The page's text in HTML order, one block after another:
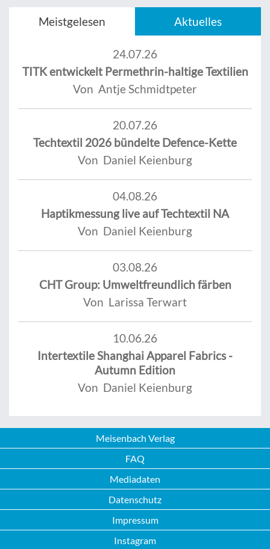
Meistgelesen Aktuelles
24.07.26
TITK entwickelt Permethrin-haltige Textilien
Von Antje Schmidtpeter
20.07.26
Techtextil 2026 bündelte Defence-Kette
Von Daniel Keienburg
04.08.26
Haptikmessung live auf Techtextil NA
Von Daniel Keienburg
03.08.26
CHT Group: Umweltfreundlich färben
Von Larissa Terwart
10.06.26
Intertextile Shanghai Apparel Fabrics -
Autumn Edition
Von Daniel Keienburg
Meisenbach Verlag
FAQ
Mediadaten
Datenschutz
Impressum
Instagram